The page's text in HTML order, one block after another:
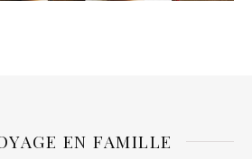
EN FAMILLE